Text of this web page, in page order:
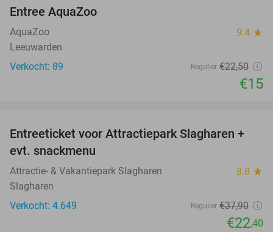
TODAY
Entree AquaZoo
AquaZoo 9.4 star
Leeuwarden
Verkocht: 89
Regulier €22,50
€15
41%
Entreeticket voor Attractiepark Slagharen +
evt. snackmenu
Attractie- & Vakantiepark Slagharen 8.8 star
Slagharen
Verkocht: 4.649
Regulier €37,90
€22,40